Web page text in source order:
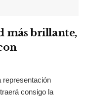
más brillante,
representación
consigo la